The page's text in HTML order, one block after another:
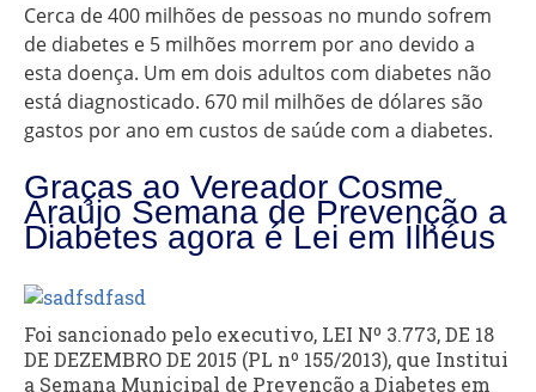
Cerca de 400 milhões de pessoas no mundo sofrem
de diabetes e 5 milhões morrem por ano devido a
esta doença. Um em dois adultos com diabetes não
está diagnosticado. 670 mil milhões de dólares são
gastos por ano em custos de saúde com a diabetes.
Graças ao Vereador Cosme
Araújo Semana de Prevenção a
Diabetes agora é Lei em Ilhéus
Foi sancionado pelo executivo, LEI Nº 3.773, DE 18
DE DEZEMBRO DE 2015 (PL nº 155/2013), que Institui
a Semana Municipal de Prevenção a Diabetes em